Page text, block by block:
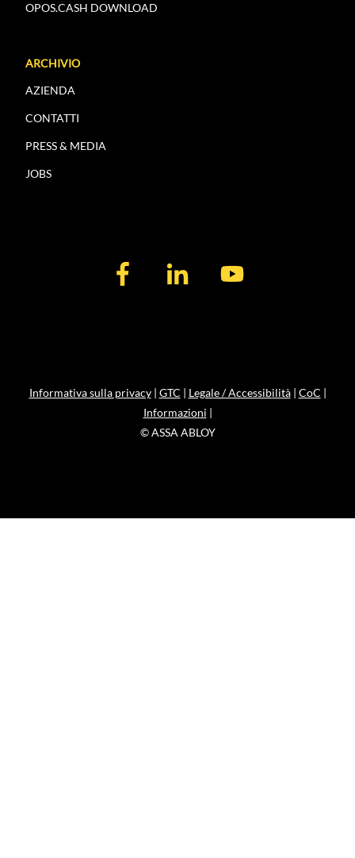
OPOS.CASH DOWNLOAD
ARCHIVIO
AZIENDA
CONTATTI
PRESS & MEDIA
JOBS
Informativa sulla privacy| GTC | Legale / Accessibilità| CoC |
Informazioni |
© ASSA ABLOY